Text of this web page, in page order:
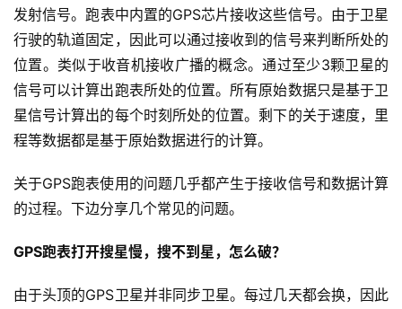
发射信号。跑表中内置的GPS芯片接收这些信号。由于卫星
行驶的轨道固定，因此可以通过接收到的信号来判断所处的
位置。类似于收音机接收广播的概念。通过至少3颗卫星的
信号可以计算出跑表所处的位置。所有原始数据只是基于卫
星信号计算出的每个时刻所处的位置。剩下的关于速度，里
程等数据都是基于原始数据进行的计算。
关于GPS跑表使用的问题几乎都产生于接收信号和数据计算
的过程。下边分享几个常见的问题。
GPS跑表打开搜星慢，搜不到星，怎么破？
由于头顶的GPS卫星并非同步卫星。每过几天都会换，因此